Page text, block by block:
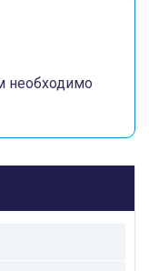
необходимо